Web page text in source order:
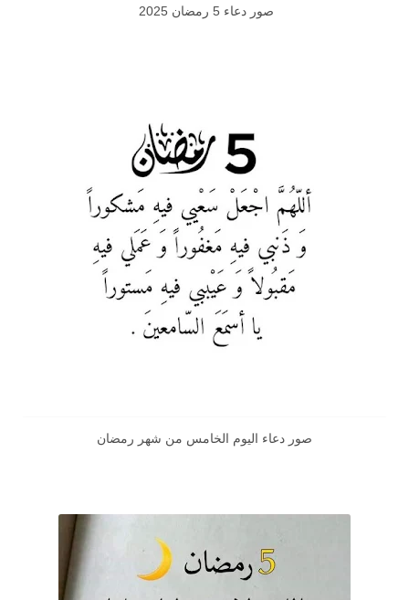
صور دعاء 5 رمضان 2025
صور دعاء اليوم الخامس من شهر رمضان